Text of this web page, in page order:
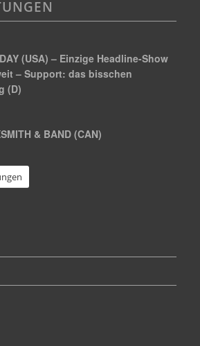
(USA) – Einzige Headline-Show
– Support: das bisschen
(D)
& BAND (CAN)